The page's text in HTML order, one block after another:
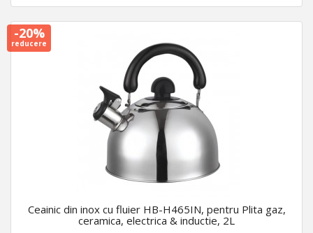
-20%
reducere
Ceainic din inox cu fluier HB-H465IN, pentru Plita gaz,
ceramica, electrica & inductie, 2L